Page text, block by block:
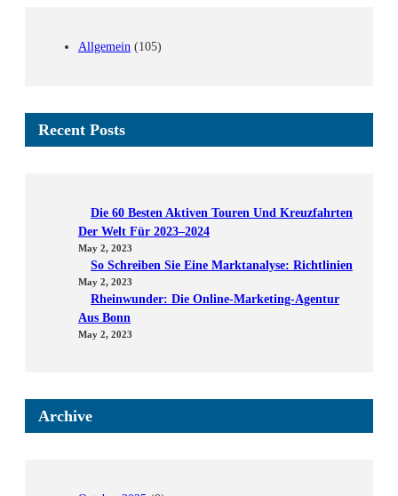
Allgemein (105)
Recent Posts
Die 60 Besten Aktiven Touren Und Kreuzfahrten
Der Welt Für 2023–2024
May 2, 2023
So Schreiben Sie Eine Marktanalyse: Richtlinien
May 2, 2023
Rheinwunder: Die Online-Marketing-Agentur
Aus Bonn
May 2, 2023
Archive